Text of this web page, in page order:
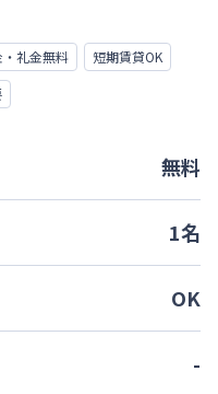
ない場合、別途御
ー）ご利用期間
終了します。
・礼金無料
短期賃貸OK
無料
1名
OK
-